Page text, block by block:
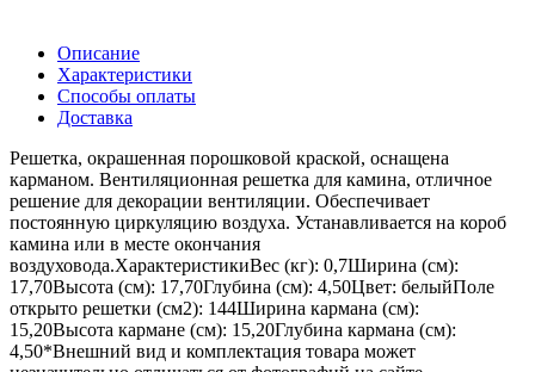
Описание
Характеристики
Способы оплаты
Доставка
Решетка, окрашенная порошковой краской, оснащена
карманом. Вентиляционная решетка для камина, отличное
решение для декорации вентиляции. Обеспечивает
постоянную циркуляцию воздуха. Устанавливается на короб
камина или в месте окончания
воздуховода.ХарактеристикиВес (кг): 0,7Ширина (см):
17,70Высота (см): 17,70Глубина (см): 4,50Цвет: белыйПоле
открыто решетки (см2): 144Ширина кармана (см):
15,20Высота кармане (см): 15,20Глубина кармана (см):
4,50*Внешний вид и комплектация товара может